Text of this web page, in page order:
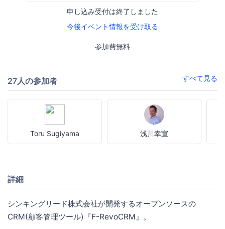
申し込み受付は終了しました
今後イベント情報を受け取る
参加費無料
27人の参加者 すべて見る
Toru Sugiyama 浅川幸宣
詳細
シンキングリード株式会社が開発するオープンソースの
CRM(顧客管理ツール)『F-RevoCRM』。